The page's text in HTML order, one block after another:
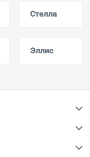
Стелла
Эллис